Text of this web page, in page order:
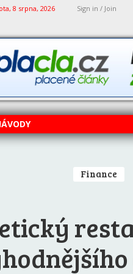
8 srpna, 2026 Sign in / Join
Finance